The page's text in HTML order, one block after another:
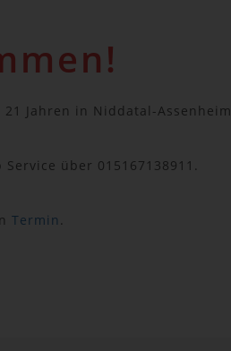
Jahren in Niddatal-Assenheim
über 015167138911.
Termin